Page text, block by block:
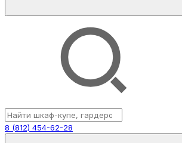
8 (812) 454-62-28